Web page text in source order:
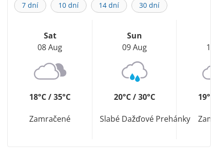
7 dní 10 dní 14 dní 30 dní
Sat
08 Aug
18°C / 35°C
Zamračené
Sun
09 Aug
20°C / 30°C
Slabé Dažďové Prehánky
10
19°C